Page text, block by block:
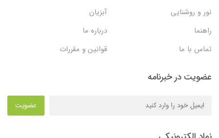
نور و روشنایی
آبزیان
راهنما
درباره ما
تماس با ما
قوانین و مقررات
عضویت در خبرنامه
عضویت